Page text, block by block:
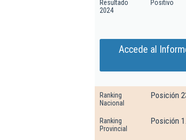
Resultado
2024
Positivo
Accede al
Ranking
Nacional
Posición
Ranking
Provincial
Posición